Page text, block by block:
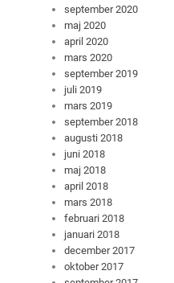
september 2020
maj 2020
april 2020
mars 2020
september 2019
juli 2019
mars 2019
september 2018
augusti 2018
juni 2018
maj 2018
april 2018
mars 2018
februari 2018
januari 2018
december 2017
oktober 2017